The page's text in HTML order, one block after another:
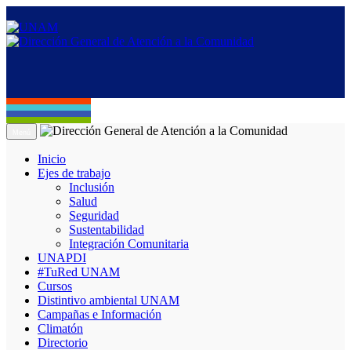
Inicio
Ejes de trabajo
Inclusión
Salud
Seguridad
Sustentabilidad
Integración Comunitaria
UNAPDI
#TuRed UNAM
Cursos
Distintivo ambiental UNAM
Campañas e Información
Climatón
Directorio